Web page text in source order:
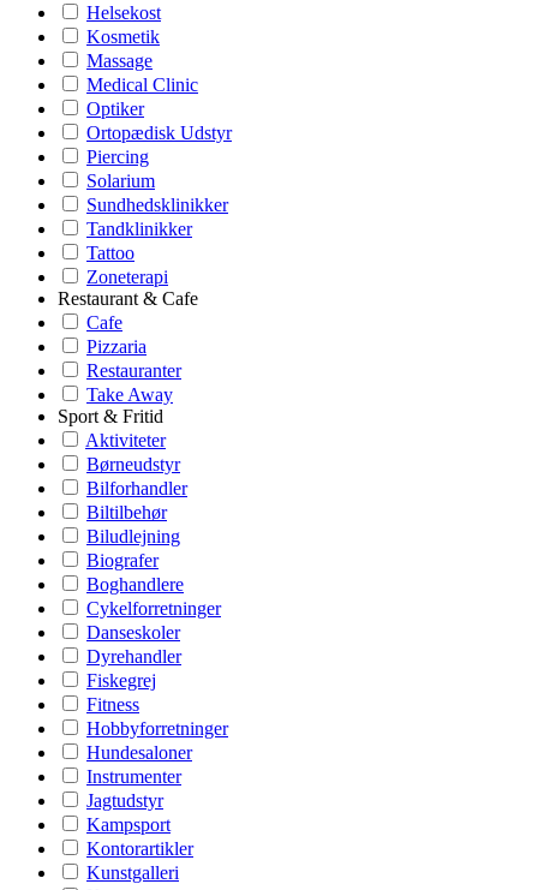
Helsekost
Kosmetik
Massage
Medical Clinic
Optiker
Ortopædisk Udstyr
Piercing
Solarium
Sundhedsklinikker
Tandklinikker
Tattoo
Zoneterapi
Restaurant & Cafe
Cafe
Pizzaria
Restauranter
Take Away
Sport & Fritid
Aktiviteter
Børneudstyr
Bilforhandler
Biltilbehør
Biludlejning
Biografer
Boghandlere
Cykelforretninger
Danseskoler
Dyrehandler
Fiskegrej
Fitness
Hobbyforretninger
Hundesaloner
Instrumenter
Jagtudstyr
Kampsport
Kontorartikler
Kunstgalleri